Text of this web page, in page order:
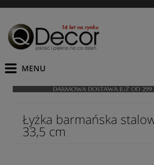
Łyżka barmańska
33,5 cm